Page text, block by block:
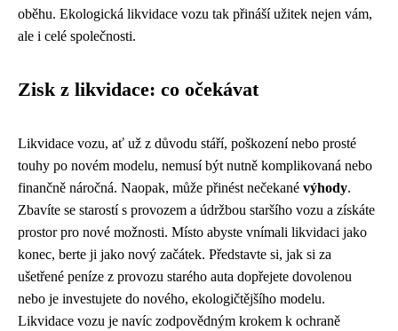
oběhu. Ekologická likvidace vozu tak přináší užitek nejen vám,
ale i celé společnosti.
Zisk z likvidace: co očekávat
Likvidace vozu, ať už z důvodu stáří, poškození nebo prosté
touhy po novém modelu, nemusí být nutně komplikovaná nebo
finančně náročná. Naopak, může přinést nečekané výhody.
Zbavíte se starostí s provozem a údržbou staršího vozu a získáte
prostor pro nové možnosti. Místo abyste vnímali likvidaci jako
konec, berte ji jako nový začátek. Představte si, jak si za
ušetřené peníze z provozu starého auta dopřejete dovolenou
nebo je investujete do nového, ekologičtějšího modelu.
Likvidace vozu je navíc zodpovědným krokem k ochraně